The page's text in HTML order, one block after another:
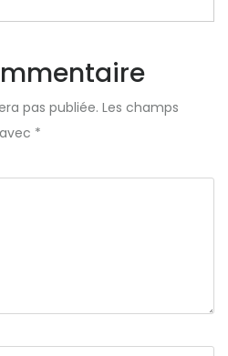
pas publiée. Les champs
*